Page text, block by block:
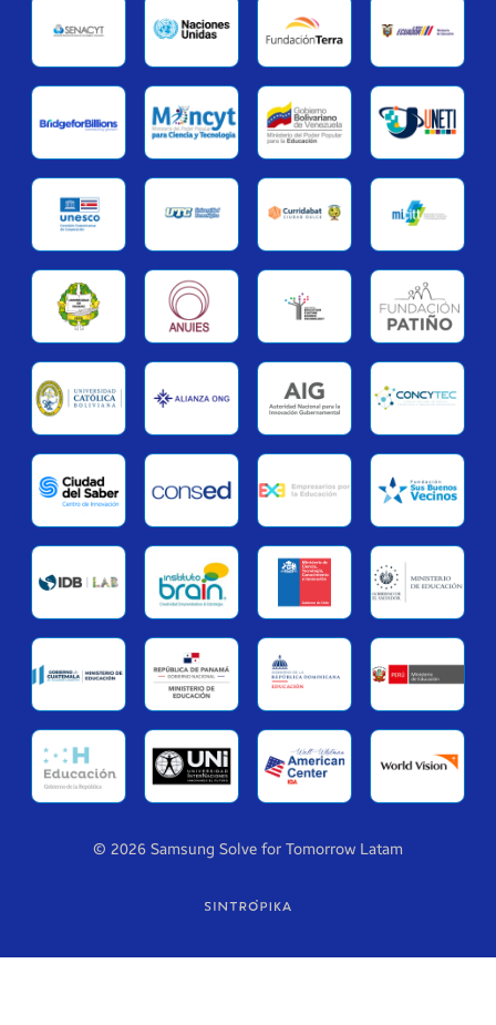
© 2026 Samsung Solve for Tomorrow Latam